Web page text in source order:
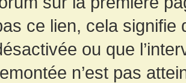
ce lien, cela signifie
ou que
n’est pas